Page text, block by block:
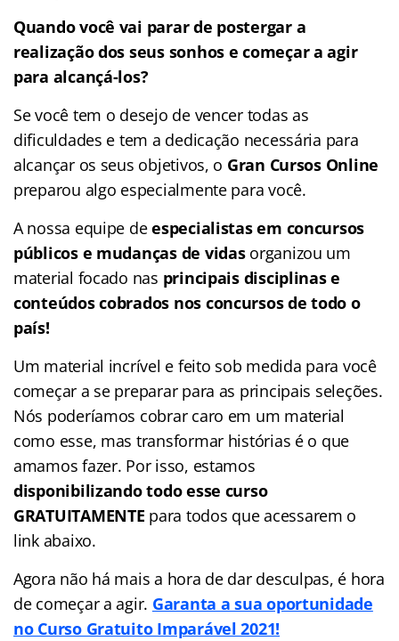
Quando você vai parar de postergar a
realização dos seus sonhos e começar a agir
para alcançá-los?
Se você tem o desejo de vencer todas as
dificuldades e tem a dedicação necessária para
alcançar os seus objetivos, o Gran Cursos Online
preparou algo especialmente para você.
A nossa equipe deespecialistas em concursos
públicos e mudanças de vidasorganizou um
material focado nas principais disciplinas e
conteúdos cobrados nos concursos de todo o
país!
Um material incrível e feito sob medida para você
começar a se preparar para as principais seleções.
Nós poderíamos cobrar caro em um material
como esse, mas transformar histórias é o que
amamos fazer. Por isso, estamos
disponibilizando todo esse curso
GRATUITAMENTE para todos que acessarem o
link abaixo.
Agora não há mais a hora de dar desculpas, é hora
de começar a agir. Garanta a sua oportunidade
no Curso Gratuito Imparável 2021!